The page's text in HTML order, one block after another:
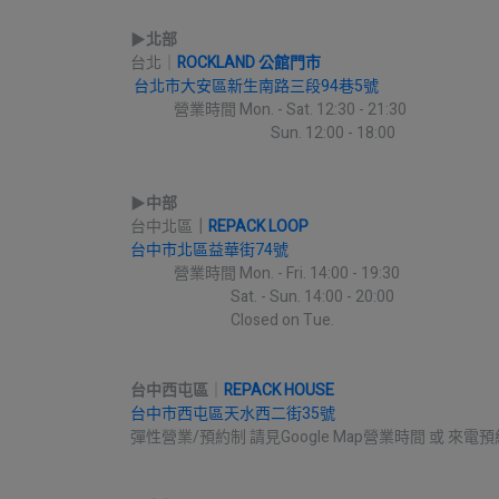
▶︎北部
台北｜ ROCKLAND 公館門市
台北市大安區新生南路三段94巷5號
營業時間 Mon. - Sat. 12:30 - 21:30
Sun. 12:00 - 18:00
▶︎中部
台中北區
REPACK LOOP
台中市北區益華街74號
營業時間 Mon. - Fri. 14:00 - 19:30
Sat. - Sun. 14:00 - 20:00
Closed on Tue.
台中西屯區
REPACK HOUSE
台中市西屯區天水西二街35號
彈性營業/預約制 請見Google Map營業時間 或 來電預